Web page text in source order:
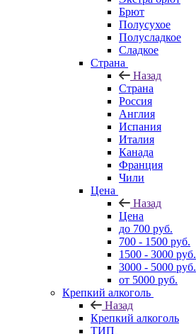
Брют
Полусухое
Полусладкое
Сладкое
Страна
Назад
Страна
Россия
Англия
Испания
Италия
Канада
Франция
Чили
Цена
Назад
Цена
до 700 руб.
700 - 1500 руб.
1500 - 3000 руб.
3000 - 5000 руб.
от 5000 руб.
Крепкий алкоголь
Назад
Крепкий алкоголь
ТИП